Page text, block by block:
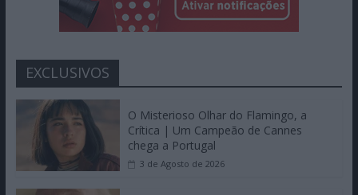
EXCLUSIVOS
O Misterioso Olhar do Flamingo, a
Crítica | Um Campeão de Cannes
chega a Portugal
3 de Agosto de 2026